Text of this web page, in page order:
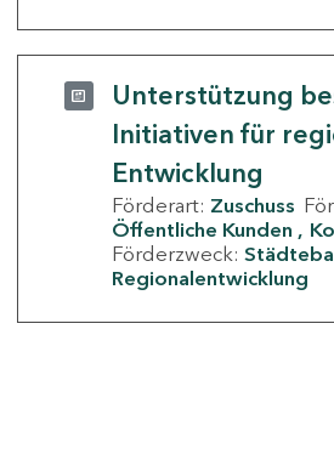
Unterstützung
Initiativen für
Entwicklung
Förderart: Zuschuss
Öffentliche Kunden
Förderzweck:
Regionalentwicklung